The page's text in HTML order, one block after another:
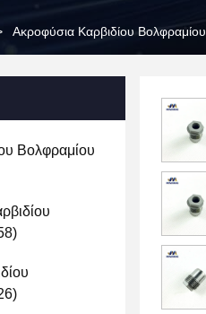
Ακροφύσια Καρβιδίου Βολφραμίου
Βολφραμίου